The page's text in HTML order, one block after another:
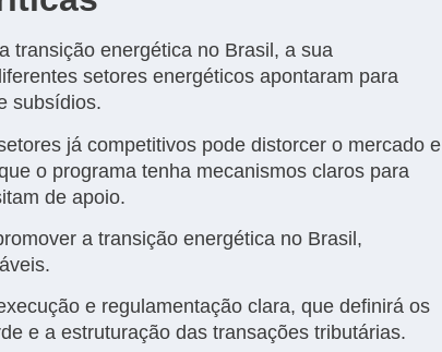
transição energética no Brasil, a sua
setores energéticos apontaram para
subsídios.
já competitivos pode distorcer o mercado e
o programa tenha mecanismos claros para
de apoio.
a transição energética no Brasil,
e regulamentação clara, que definirá os
e a estruturação das transações tributárias.